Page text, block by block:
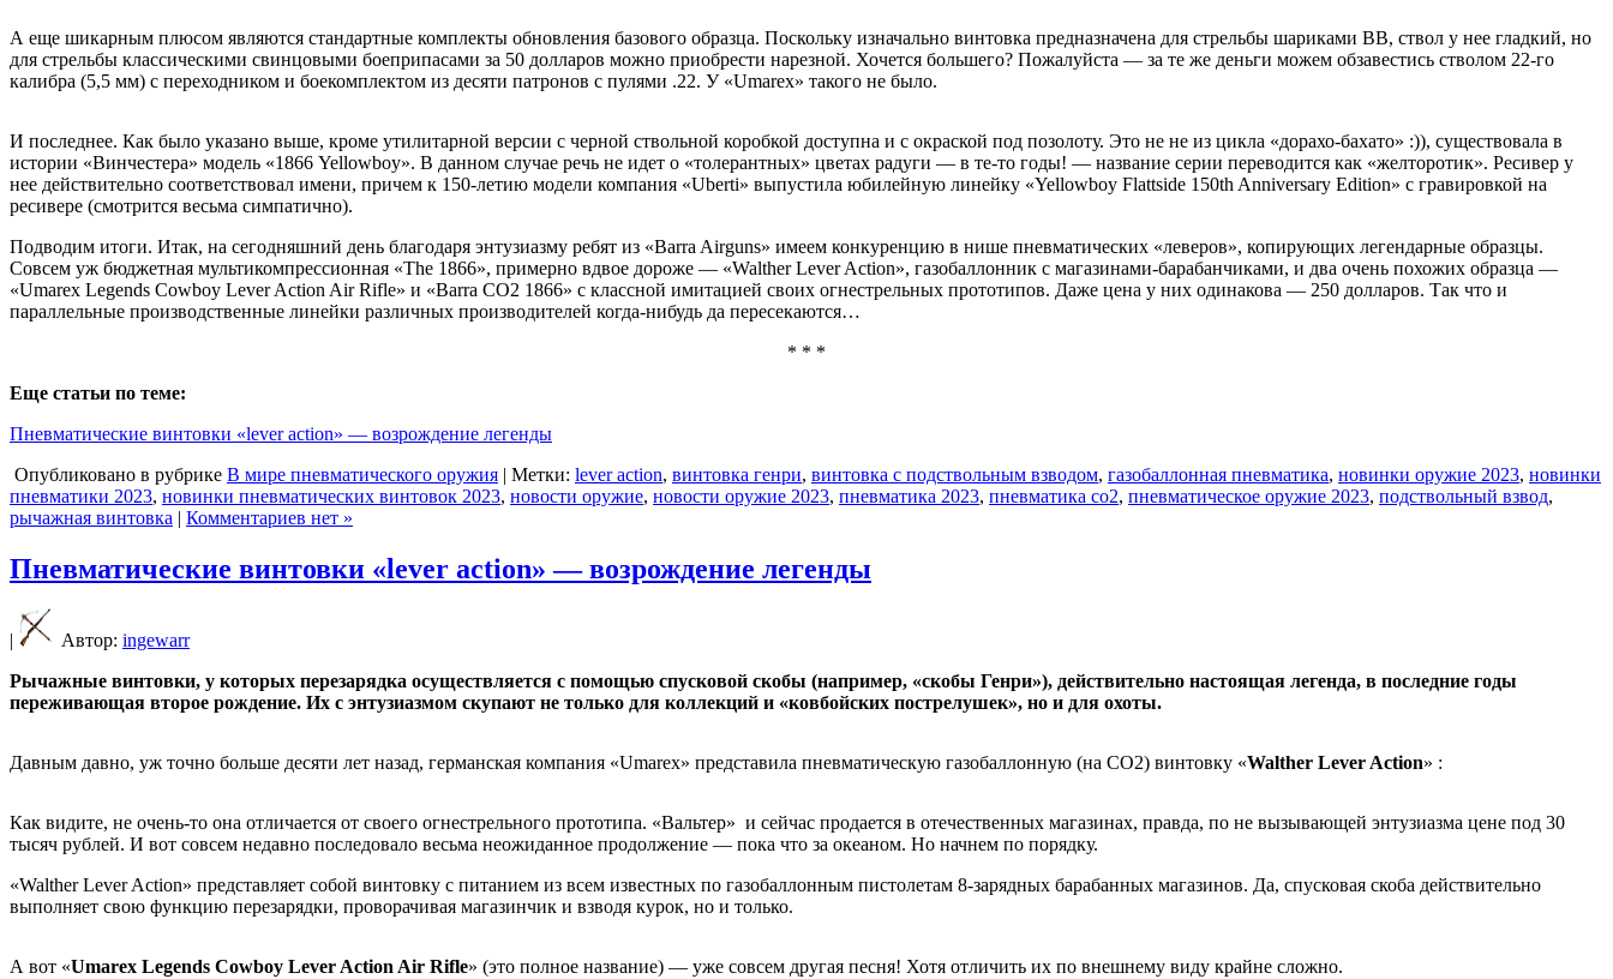
А еще шикарным плюсом являются стандартные комплекты обновления базового образца. Поскольку изначально винтовка предназначена для стрельбы шариками ВВ, ствол у нее гладкий, но
для стрельбы классическими свинцовыми боеприпасами за 50 долларов можно приобрести нарезной. Хочется большего? Пожалуйста — за те же деньги можем обзавестись стволом 22-го
калибра (5,5 мм) с переходником и боекомплектом из десяти патронов с пулями .22. У «Umarex» такого не было.
И последнее. Как было указано выше, кроме утилитарной версии с черной ствольной коробкой доступна и с окраской под позолоту. Это не не из цикла «дорахо-бахато» :)), существовала в
истории «Винчестера» модель «1866 Yellowboy». В данном случае речь не идет о «толерантных» цветах радуги — в те-то годы! — название серии переводится как «желторотик». Ресивер у
нее действительно соответствовал имени, причем к 150-летию модели компания «Uberti» выпустила юбилейную линейку «Yellowboy Flattside 150th Anniversary Edition» с гравировкой на
ресивере (смотрится весьма симпатично).
Подводим итоги. Итак, на сегодняшний день благодаря энтузиазму ребят из «Barra Airguns» имеем конкуренцию в нише пневматических «леверов», копирующих легендарные образцы.
Совсем уж бюджетная мультикомпрессионная «The 1866», примерно вдвое дороже — «Walther Lever Action», газобаллонник с магазинами-барабанчиками, и два очень похожих образца —
«Umarex Legends Cowboy Lever Action Air Rifle» и «Barra CO2 1866» с классной имитацией своих огнестрельных прототипов. Даже цена у них одинакова — 250 долларов. Так что и
параллельные производственные линейки различных производителей когда-нибудь да пересекаются…
* * *
Еще статьи по теме:
Пневматические винтовки «lever action» — возрождение легенды
Опубликовано в рубрике В мире пневматического оружия | Метки: lever action, винтовка генри, винтовка с подствольным взводом, газобаллонная пневматика, новинки оружие 2023, новинки
пневматики 2023, новинки пневматических винтовок 2023, новости оружие, новости оружие 2023, пневматика 2023, пневматика со2, пневматическое оружие 2023, подствольный взвод,
рычажная винтовка | Комментариев нет »
Пневматические винтовки «lever action» — возрождение легенды
| Автор: ingewarr
Рычажные винтовки, у которых перезарядка осуществляется с помощью спусковой скобы (например, «скобы Генри»), действительно настоящая легенда, в последние годы
переживающая второе рождение. Их с энтузиазмом скупают не только для коллекций и «ковбойских пострелушек», но и для охоты.
Давным давно, уж точно больше десяти лет назад, германская компания «Umarex» представила пневматическую газобаллонную (на СО2) винтовку «Walther Lever Action» :
Как видите, не очень-то она отличается от своего огнестрельного прототипа. «Вальтер» и сейчас продается в отечественных магазинах, правда, по не вызывающей энтузиазма цене под 30
тысяч рублей. И вот совсем недавно последовало весьма неожиданное продолжение — пока что за океаном. Но начнем по порядку.
«Walther Lever Action» представляет собой винтовку с питанием из всем известных по газобаллонным пистолетам 8-зарядных барабанных магазинов. Да, спусковая скоба действительно
выполняет свою функцию перезарядки, проворачивая магазинчик и взводя курок, но и только.
А вот «Umarex Legends Cowboy Lever Action Air Rifle» (это полное название) — уже совсем другая песня! Хотя отличить их по внешнему виду крайне сложно.